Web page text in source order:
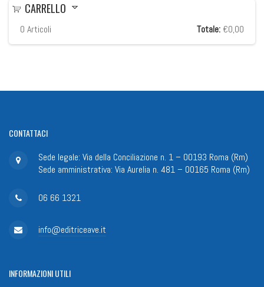
CARRELLO
0 Articoli Totale: €0,00
CONTATTACI
Sede legale: Via della Conciliazione n. 1 – 00193 Roma (Rm)
Sede amministrativa: Via Aurelia n. 481 – 00165 Roma (Rm)
06 66 1321
info@editriceave.it
INFORMAZIONIUTILI